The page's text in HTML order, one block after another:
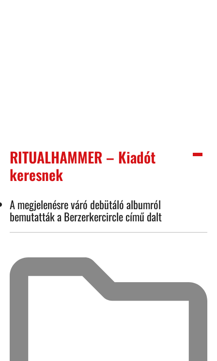
RITUALHAMMER – Kiadót
keresnek
A megjelenésre váró debütáló albumról
bemutatták a Berzerkercircle című dalt